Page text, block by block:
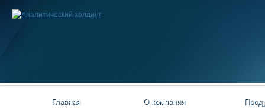
Главная О компании